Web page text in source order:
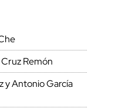
Remón
y Antonio García